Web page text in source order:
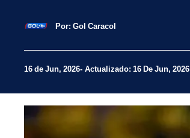
Por: Gol Caracol
16 de Jun, 2026 Actualizado: 16 De Jun, 2026